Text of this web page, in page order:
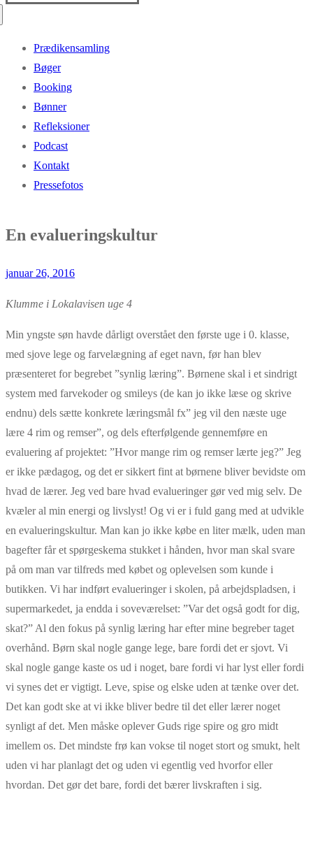
Prædikensamling
Bøger
Booking
Bønner
Refleksioner
Podcast
Kontakt
Pressefotos
En evalueringskultur
januar 26, 2016
Klumme i Lokalavisen uge 4
Min yngste søn havde dårligt overstået den første uge i 0. klasse,
med sjove lege og farvelægning af eget navn, før han blev
præsenteret for begrebet ”synlig læring”. Børnene skal i et sindrigt
system med farvekoder og smileys (de kan jo ikke læse og skrive
endnu) dels sætte konkrete læringsmål fx” jeg vil den næste uge
lære 4 rim og remser”, og dels efterfølgende gennemføre en
evaluering af projektet: ”Hvor mange rim og remser lærte jeg?” Jeg
er ikke pædagog, og det er sikkert fint at børnene bliver bevidste om
hvad de lærer. Jeg ved bare hvad evalueringer gør ved mig selv. De
kvæler al min energi og livslyst! Og vi er i fuld gang med at udvikle
en evalueringskultur. Man kan jo ikke købe en liter mælk, uden man
bagefter får et spørgeskema stukket i hånden, hvor man skal svare
på om man var tilfreds med købet og oplevelsen som kunde i
butikken. Vi har indført evalueringer i skolen, på arbejdspladsen, i
supermarkedet, ja endda i soveværelset: ”Var det også godt for dig,
skat?” Al den fokus på synlig læring har efter mine begreber taget
overhånd. Børn skal nogle gange lege, bare fordi det er sjovt. Vi
skal nogle gange kaste os ud i noget, bare fordi vi har lyst eller fordi
vi synes det er vigtigt. Leve, spise og elske uden at tænke over det.
Det kan godt ske at vi ikke bliver bedre til det eller lærer noget
synligt af det. Men måske oplever Guds rige spire og gro midt
imellem os. Det mindste frø kan vokse til noget stort og smukt, helt
uden vi har planlagt det og uden vi egentlig ved hvorfor eller
hvordan. Det gør det bare, fordi det bærer livskraften i sig.